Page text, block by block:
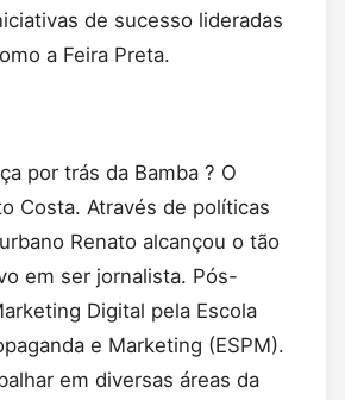
de sucesso lideradas
a Feira Preta.
por trás da Bamba ? O
Costa. Através de políticas
Renato alcançou o tão
em ser jornalista. Pós-
Digital pela Escola
e Marketing (ESPM).
em diversas áreas da